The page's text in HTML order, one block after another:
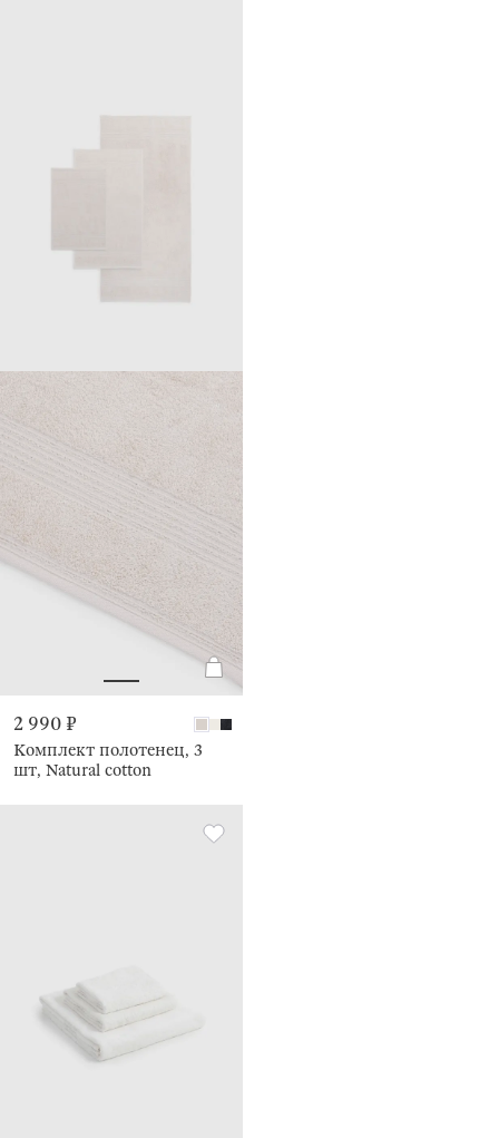
2 990 ₽
Комплект полотенец, 3
шт, Natural cotton